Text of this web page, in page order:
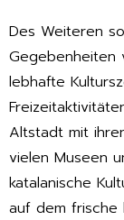
Des Weiteren
Gegebenheiten
lebhafte
Altstadt mit
vielen Museen
katalanische
auf dem frische